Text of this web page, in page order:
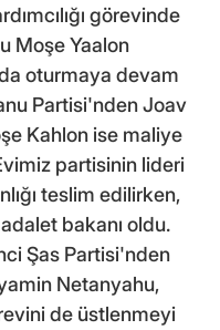
görevinde
Moşe Yaalon
oturmaya devam
Partisi'nden Joav
Kahlon ise maliye
partisinin lideri
teslim edilirken,
bakanı oldu.
Şas Partisi'nden
Netanyahu,
de üstlenmeyi